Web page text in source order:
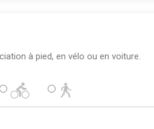
à pied, en vélo ou en voiture.